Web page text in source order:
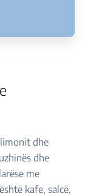
dhe
dhe
me
kafe, salcë,